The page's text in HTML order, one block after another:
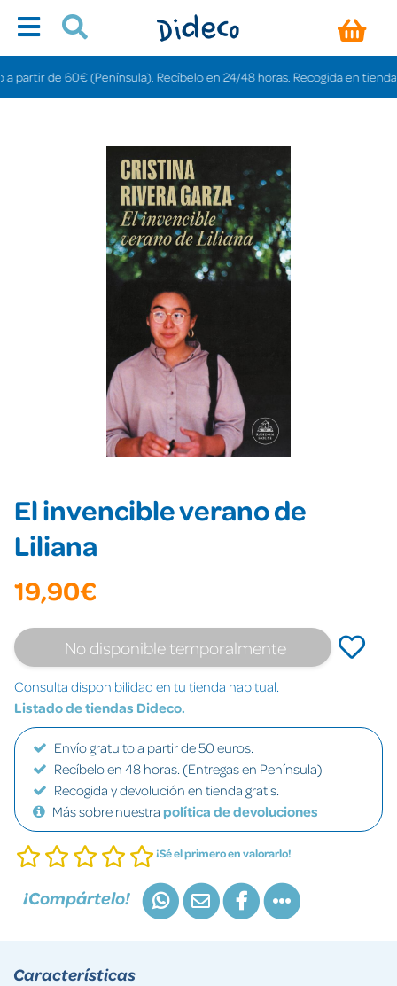
de 60€ (Península). Recíbelo en 24/48 horas. Recogida en tiendas
El invencible verano de
Liliana
19,90€
No disponible temporalmente
Consulta disponibilidad en tu tienda habitual.
Listado de tiendas Dideco.
Envío gratuito a partir de 50 euros.
Recíbelo en 48 horas. (Entregas en Península)
Recogida y devolución en tienda gratis.
Más sobre nuestra política de devoluciones
¡Sé el primero en valorarlo!
¡Compártelo!
Características